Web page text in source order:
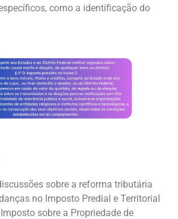
como a identificação do
sobre a reforma tributária
no Imposto Predial e Territorial
sobre a Propriedade de